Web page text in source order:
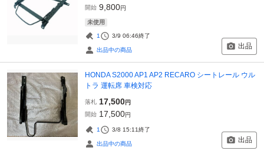
開始 9,800円
未使用
1 3/9 06:46終了
出品中の商品 出品
HONDA S2000 AP1 AP2 RECARO シートレール ウル
トラ 運転席 車検対応
落札 17,500円
開始 17,500円
1 3/8 15:11終了
出品中の商品 出品